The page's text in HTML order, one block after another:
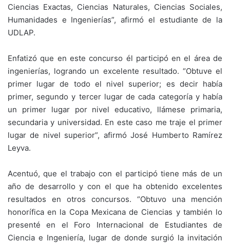
Ciencias Exactas, Ciencias Naturales, Ciencias Sociales,
Humanidades e Ingenierías”, afirmó el estudiante de la
UDLAP.
Enfatizó que en este concurso él participó en el área de
ingenierías, logrando un excelente resultado. “Obtuve el
primer lugar de todo el nivel superior; es decir había
primer, segundo y tercer lugar de cada categoría y había
un primer lugar por nivel educativo, llámese primaria,
secundaria y universidad. En este caso me traje el primer
lugar de nivel superior”, afirmó José Humberto Ramírez
Leyva.
Acentuó, que el trabajo con el participó tiene más de un
año de desarrollo y con el que ha obtenido excelentes
resultados en otros concursos. “Obtuvo una mención
honorífica en la Copa Mexicana de Ciencias y también lo
presenté en el Foro Internacional de Estudiantes de
Ciencia e Ingeniería, lugar de donde surgió la invitación